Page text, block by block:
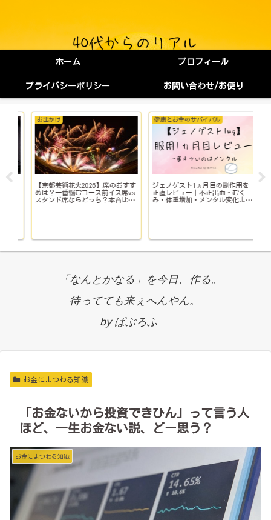
ホーム プロフィール
プライバシーポリシー お問い合わせ/お便り
お出かけ
【京都芸術花火2026】席のおすす
めは？一番悩むコース前イス席vs
スタンド席ならどっち？本音比
健康とお金のサバイバル
ジェノゲスト1ヵ月目の副作用を
正直レビュー｜不正出血・むく
み・体重増加・メンタル変化まで
「なんとかなる」を今日、作る。
待ってても来ぇへんやん。
by ぱぶろふ
お金にまつわる知識
「お金ないから投資できひん」って言う人
ほど、一生お金ない説、どー思う？
お金にまつわる知識